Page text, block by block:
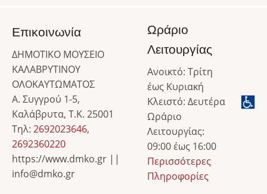
Επικοινωνία
ΔΗΜΟΤΙΚΟ ΜΟΥΣΕΙΟ
ΚΑΛΑΒΡΥΤΙΝΟΥ
ΟΛΟΚΑΥΤΩΜΑΤΟΣ
Α. Συγγρού 1-5,
Καλάβρυτα, Τ.Κ. 25001
Τηλ: 2692023646,
2692360220
https://www.dmko.gr ||
info@dmko.gr
Ωράριο
Λειτουργίας
Ανοικτό: Τρίτη
έως Κυριακή
Κλειστό: Δευτέρα
Ωράριο
Λειτουργίας:
09:00 έως 16:00
Περισσότερες
Πληροφορίες